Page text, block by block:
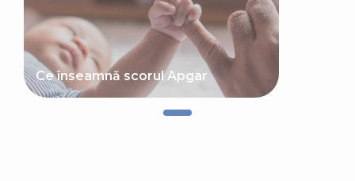
Ce înseamnă scorul Apgar